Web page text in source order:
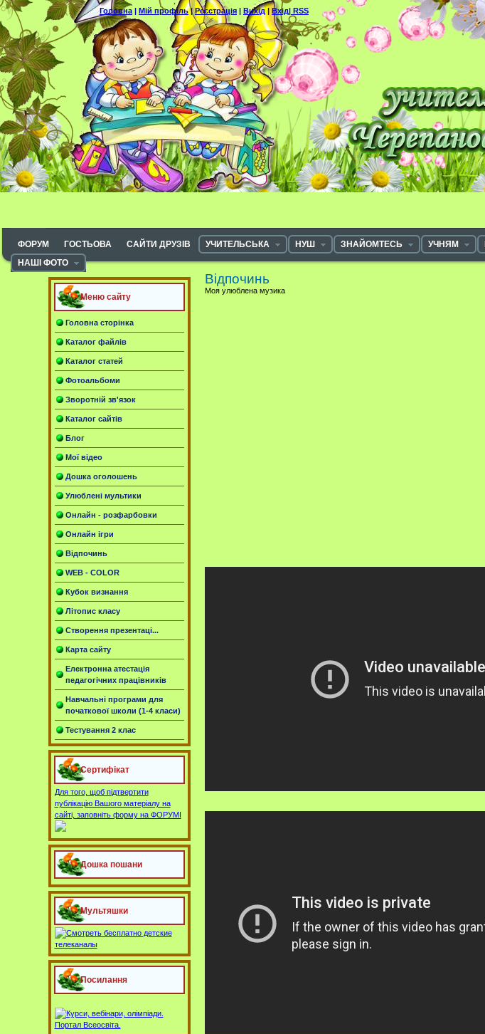
Головна | Мій профіль|Реєстрація | Вихід |Вхід| RSS
ФОРУМ ГОСТЬОВА САЙТИ ДРУЗІВ УЧИТЕЛЬСЬКА НУШ ЗНАЙОМТЕСЬ УЧНЯМ
НАШІ ФОТО
Меню сайту
Головна сторінка
Каталог файлів
Каталог статей
Фотоальбоми
Зворотній зв'язок
Каталог сайтів
Блог
Мої відео
Дошка оголошень
Улюблені мультики
Онлайн - розфарбовки
Онлайн ігри
Відпочинь
WEB - COLOR
Кубок визнання
Літопис класу
Створення презентаці...
Карта сайту
Електронна атестація
педагогічних працівників
Навчальні програми для
початкової школи (1-4 класи)
Тестування 2 клас
Сертифікат
Для того, щоб підтвертити
публікацію Вашого матеріалу на
сайті, заповніть форму на ФОРУМІ
Дошка пошани
Мультяшки
Посилання
Відпочинь
Моя улюблена музика